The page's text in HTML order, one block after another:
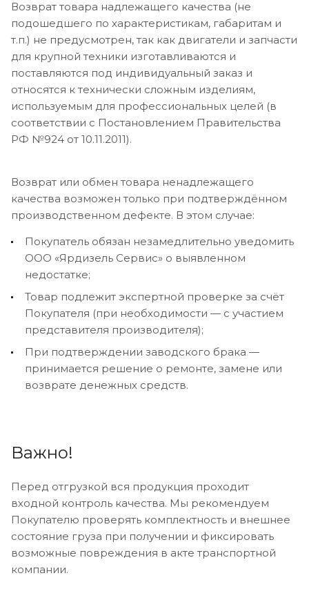
Возврат товара надлежащего качества (не
подошедшего по характеристикам, габаритам и
т.п.) не предусмотрен, так как двигатели и запчасти
для крупной техники изготавливаются и
поставляются под индивидуальный заказ и
относятся к технически сложным изделиям,
используемым для профессиональных целей (в
соответствии с Постановлением Правительства
РФ №924 от 10.11.2011).
Возврат или обмен товара ненадлежащего
качества возможен только при подтверждённом
производственном дефекте. В этом случае:
Покупатель обязан незамедлительно уведомить
ООО «Ярдизель Сервис» о выявленном
недостатке;
Товар подлежит экспертной проверке за счёт
Покупателя (при необходимости — с участием
представителя производителя);
При подтверждении заводского брака —
принимается решение о ремонте, замене или
возврате денежных средств.
Важно!
Перед отгрузкой вся продукция проходит
входной контроль качества. Мы рекомендуем
Покупателю проверять комплектность и внешнее
состояние груза при получении и фиксировать
возможные повреждения в акте транспортной
компании.